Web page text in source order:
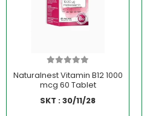
Naturalnest Vitamin B12 1000
mcg 60 Tablet
SKT : 30/11/28